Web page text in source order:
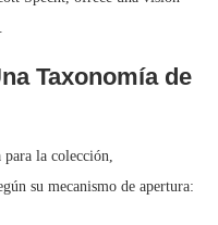
Taxonomía de
para la colección,
su mecanismo de apertura: